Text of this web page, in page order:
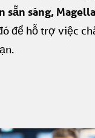
sẵn sàng,
để hỗ trợ việc